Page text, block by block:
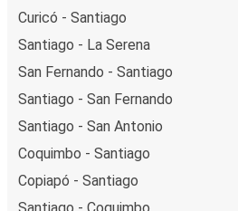
Curicó - Santiago
Santiago - La Serena
San Fernando - Santiago
Santiago - San Fernando
Santiago - San Antonio
Coquimbo - Santiago
Copiapó - Santiago
Santiago - Coquimbo